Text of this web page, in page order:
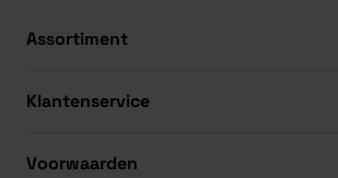
Assortiment
Klantenservice
Voorwaarden